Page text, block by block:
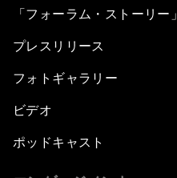
「フォーラム・ストーリー」
プレスリリース
フォトギャラリー
ビデオ
ポッドキャスト